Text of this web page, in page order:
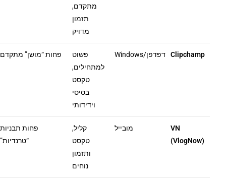
מתקדם,
תזמון
מדויק
Clipchamp דפדפן/Windows
פשוט
למתחילים,
טקסט
בסיסי
וידידותי
פחות “מושן” מתקדם
VN
(VlogNow)
מובייל
קליל,
טקסט
ותזמון
נוחים
פחות תבניות
“טרנדיות”